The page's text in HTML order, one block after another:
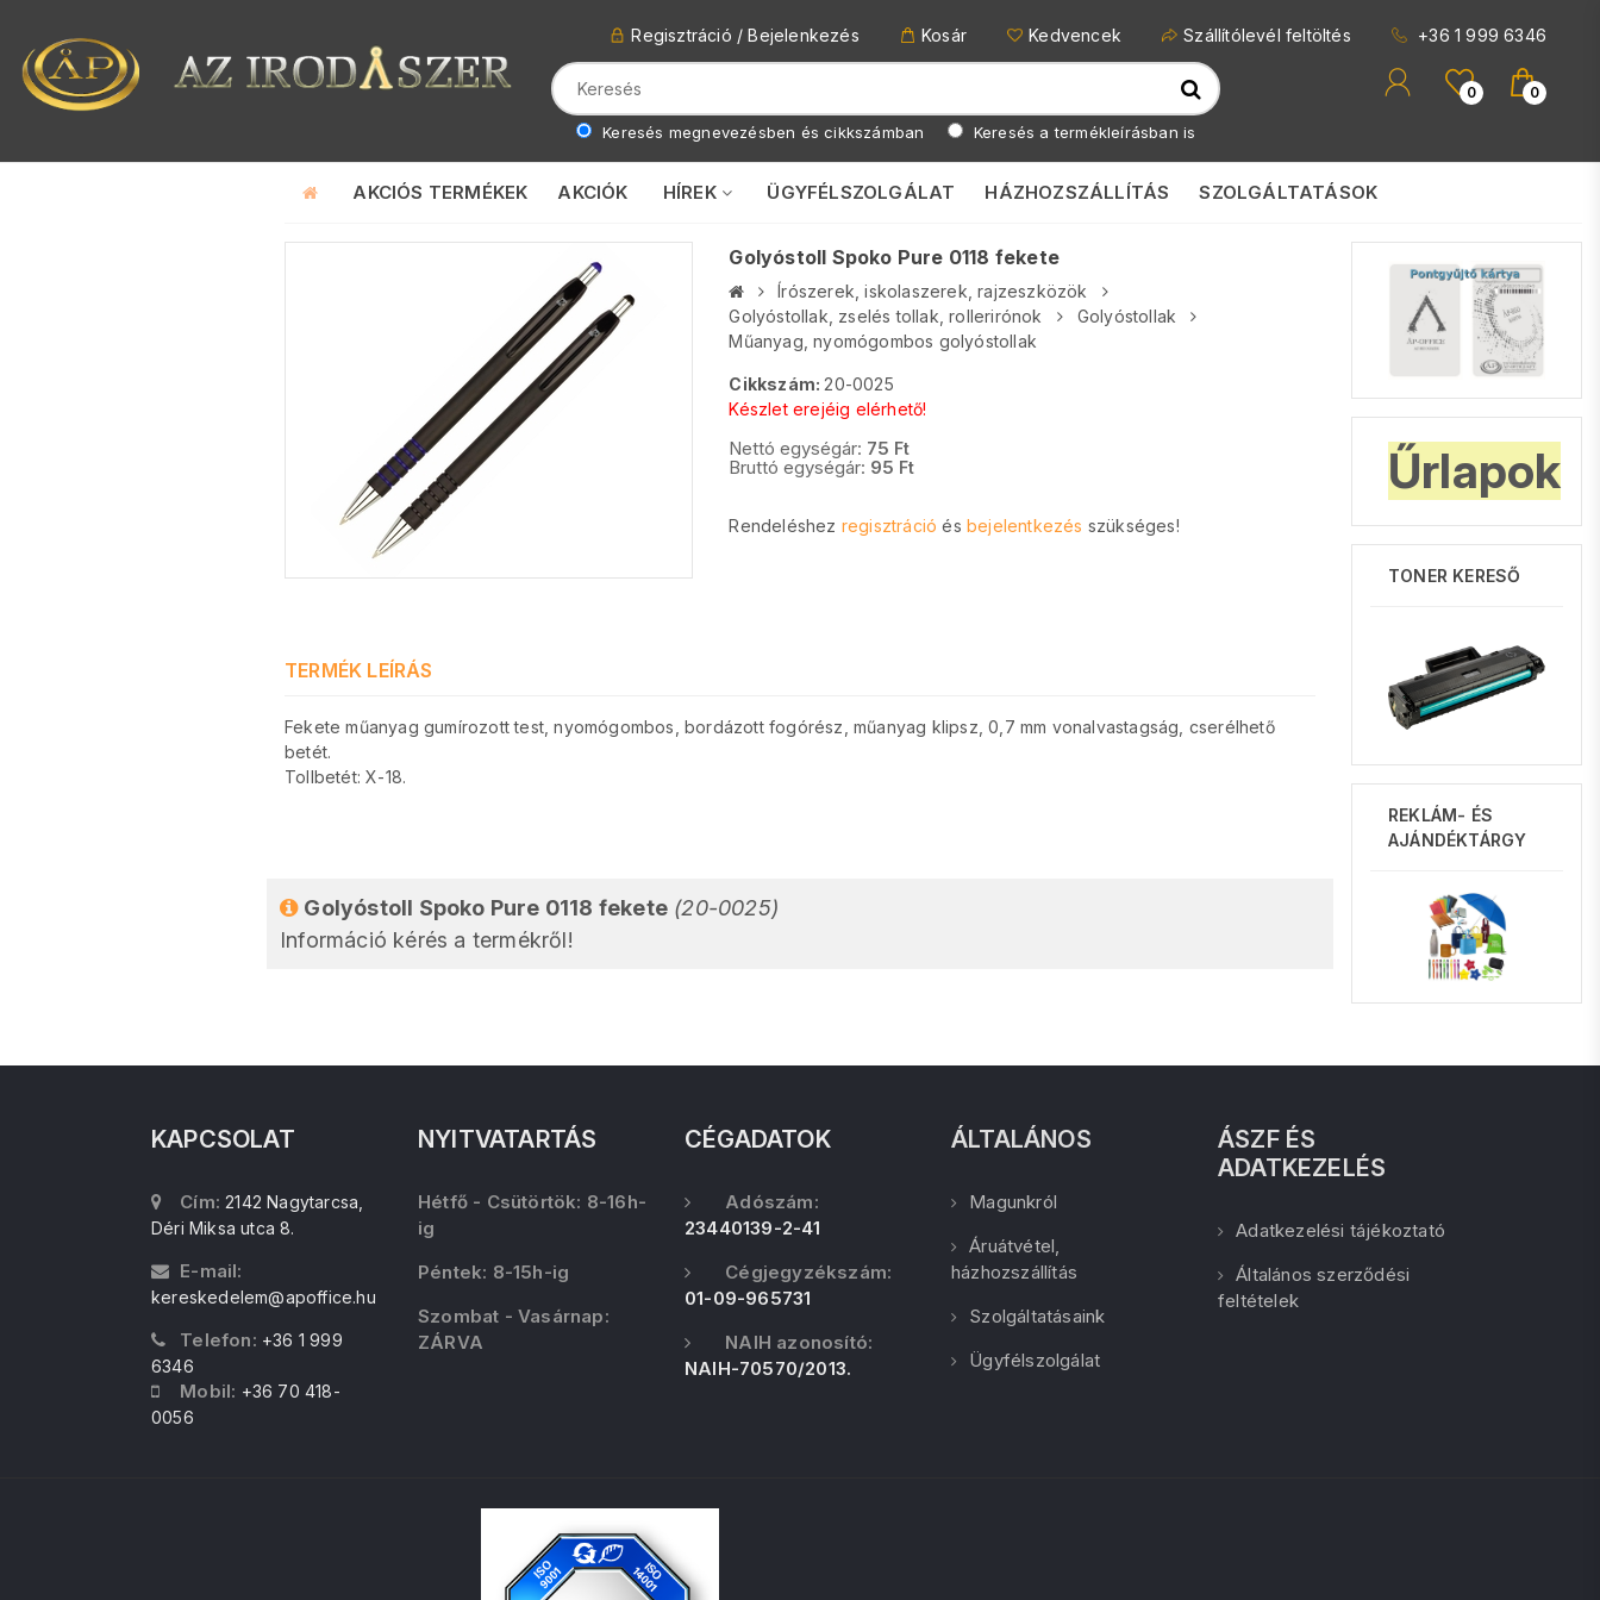
Regisztráció / Bejelenkezés Kosár Kedvencek Szállítólevél feltöltés +36 1 999 6346
Keresés megnevezésben és cikkszámban Keresés a termékleírásban is
0 0
AKCIÓS TERMÉKEK AKCIÓK HÍREK ÜGYFÉLSZOLGÁLAT HÁZHOZSZÁLLÍTÁS SZOLGÁLTATÁSOK
Golyóstoll Spoko Pure 0118 fekete
Írószerek, iskolaszerek, rajzeszközök
Golyóstollak, zselés tollak, rollerirónok
Golyóstollak
Műanyag, nyomógombos golyóstollak
Cikkszám: 20-0025
Készlet erejéig elérhető!
Nettó egységár: 75 Ft
Bruttó egységár: 95 Ft
Rendeléshez regisztráció és bejelentkezés szükséges!
TERMÉK LEÍRÁS
Fekete műanyag gumírozott test, nyomógombos, bordázott fogórész, műanyag klipsz, 0,7 mm vonalvastagság, cserélhető
betét.
Tollbetét: X-18.
Golyóstoll Spoko Pure 0118 fekete (20-0025)
Információ kérés a termékről!
Űrlapok
TONER KERESŐ
REKLÁM- ÉS
AJÁNDÉKTÁRGY
KAPCSOLAT
Cím: 2142 Nagytarcsa,
Déri Miksa utca 8.
E-mail:
kereskedelem@apoffice.hu
Telefon: +36 1 999
6346
Mobil: +36 70 418-
0056
NYITVATARTÁS
Hétfő - Csütörtök: 8-16h-
ig
Péntek: 8-15h-ig
Szombat - Vasárnap:
ZÁRVA
CÉGADATOK
Adószám:
23440139-2-41
Cégjegyzékszám:
01-09-965731
NAIH azonosító:
NAIH-70570/2013.
ÁLTALÁNOS
Magunkról
Áruátvétel,
házhozszállítás
Szolgáltatásaink
Ügyfélszolgálat
ÁSZF ÉS
ADATKEZELÉS
Adatkezelési tájékoztató
Általános szerződési
feltételek